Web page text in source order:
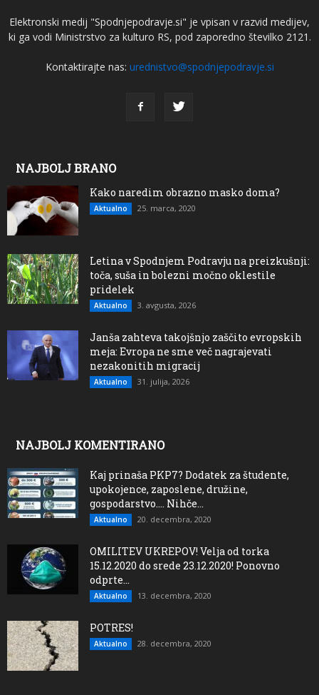
Elektronski medij "Spodnjepodravje.si" je vpisan v razvid medijev,
ki ga vodi Ministrstvo za kulturo RS, pod zaporedno številko 2121.
Kontaktirajte nas: urednistvo@spodnjepodravje.si
NAJBOLJ BRANO
Kako naredim obrazno masko doma?
Aktualno 25. marca, 2020
Letina v Spodnjem Podravju na preizkušnji:
toča, suša in bolezni močno oklestile
pridelek
Aktualno 3. avgusta, 2026
Janša zahteva takojšnjo zaščito evropskih
meja: Evropa ne sme več nagrajevati
nezakonitih migracij
Aktualno 31. julija, 2026
NAJBOLJ KOMENTIRANO
Kaj prinaša PKP7? Dodatek za študente,
upokojence, zaposlene, družine,
gospodarstvo…. Nihče...
Aktualno 20. decembra, 2020
OMILITEV UKREPOV! Velja od torka
15.12.2020 do srede 23.12.2020! Ponovno
odprte...
Aktualno 13. decembra, 2020
POTRES!
Aktualno 28. decembra, 2020